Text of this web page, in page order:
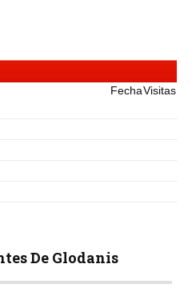
FechaVisitas
De Glodanis